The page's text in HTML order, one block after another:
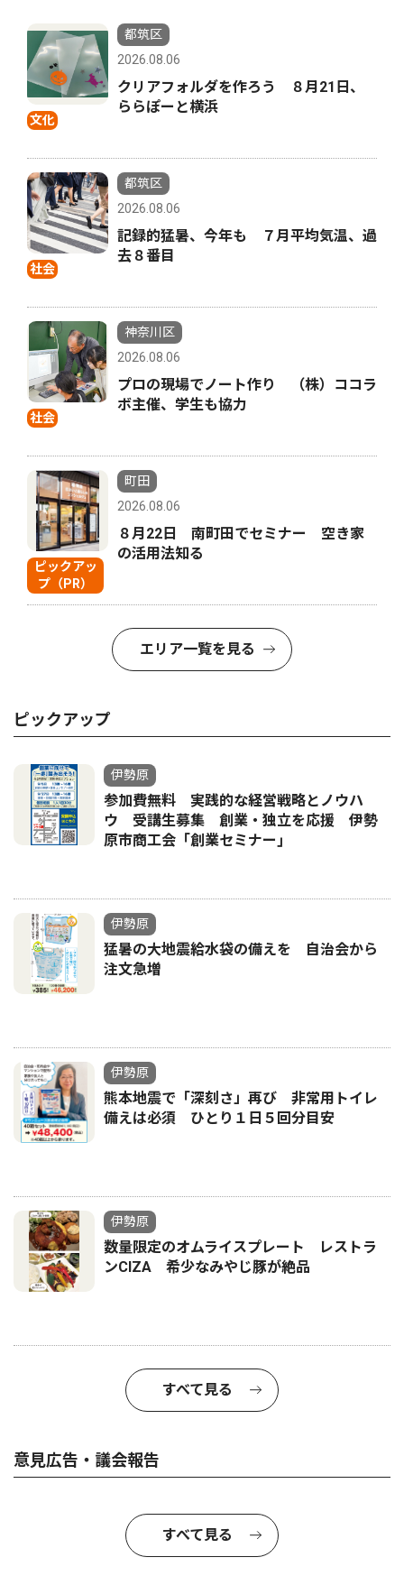
文化
都筑区
2026.08.06
クリアフォルダを作ろう ８月21日、
ららぽーと横浜
社会
都筑区
2026.08.06
記録的猛暑、今年も ７月平均気温、過
去８番目
社会
神奈川区
2026.08.06
プロの現場でノート作り （株）ココラ
ボ主催、学生も協力
ピックアッ
プ（PR）
町田
2026.08.06
８月22日 南町田でセミナー 空き家
の活用法知る
エリア一覧を見る
ピックアップ
伊勢原
参加費無料 実践的な経営戦略とノウハ
ウ 受講生募集 創業・独立を応援 伊勢
原市商工会「創業セミナー｣
伊勢原
猛暑の大地震給水袋の備えを 自治会から
注文急増
伊勢原
熊本地震で「深刻さ」再び 非常用トイレ
備えは必須 ひとり１日５回分目安
伊勢原
数量限定のオムライスプレート レストラ
ンCIZA 希少なみやじ豚が絶品
すべて見る
意見広告・議会報告
すべて見る